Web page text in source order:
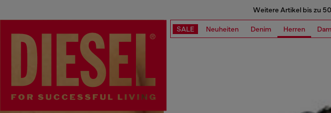
Weitere Artikel bis zu
SALE Neuheiten Denim Herren